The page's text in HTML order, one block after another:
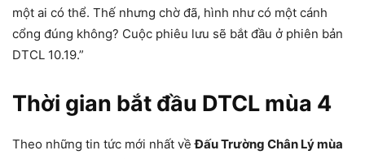
một ai có thể. Thế nhưng chờ đã, hình như có một cánh
cổng đúng không? Cuộc phiêu lưu sẽ bắt đầu ở phiên bản
DTCL 10.19.”
Thời gian bắt đầu DTCL mùa 4
Theo những tin tức mới nhất vềĐấu Trường Chân Lý mùa